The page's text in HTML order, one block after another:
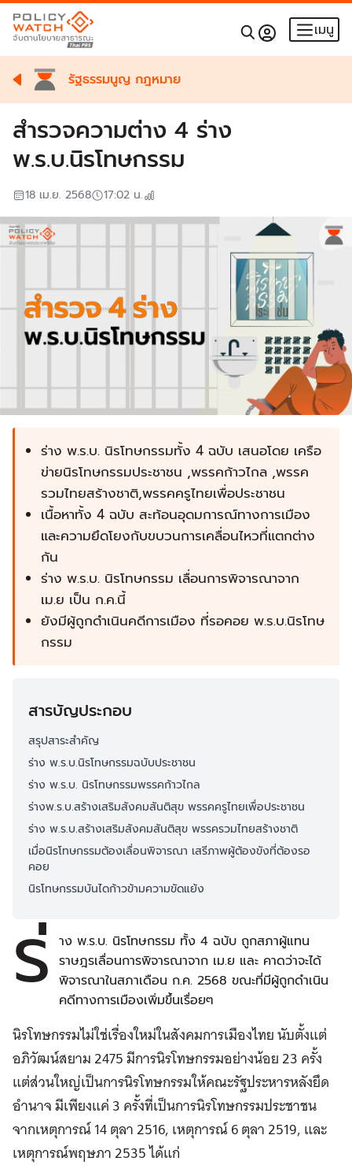
เมนู
รัฐธรรมนูญ กฎหมาย
สำรวจความต่าง 4 ร่าง
พ.ร.บ.นิรโทษกรรม
18 เม.ย. 2568 17:02 น.
ร่าง พ.ร.บ. นิรโทษกรรมทั้ง 4 ฉบับ เสนอโดย เครือ
ข่ายนิรโทษกรรมประชาชน ,พรรคก้าวไกล ,พรรค
รวมไทยสร้างชาติ,พรรคครูไทยเพื่อประชาชน
เนื้อหาทั้ง 4 ฉบับ สะท้อนอุดมการณ์ทางการเมือง
และความยึดโยงกับขบวนการเคลื่อนไหวที่แตกต่าง
กัน
ร่าง พ.ร.บ. นิรโทษกรรม เลื่อนการพิจารณาจาก
เม.ย เป็น ก.ค.นี้
ยังมีผู้ถูกดำเนินคดีการเมือง ที่รอคอย พ.ร.บ.นิรโทษ
กรรม
สารบัญประกอบ
สรุปสาระสำคัญ
ร่าง พ.ร.บ.นิรโทษกรรมฉบับประชาชน
ร่าง พ.ร.บ. นิรโทษกรรมพรรคก้าวไกล
ร่างพ.ร.บ.สร้างเสริมสังคมสันติสุข พรรคครูไทยเพื่อประชาชน
ร่าง พ.ร.บ.สร้างเสริมสังคมสันติสุข พรรครวมไทยสร้างชาติ
เมื่อนิรโทษกรรมต้องเลื่อนพิจารณา เสรีภาพผู้ต้องขังที่ต้องรอ
คอย
นิรโทษกรรมบันไดก้าวข้ามความขัดแย้ง
ร่ าง พ.ร.บ. นิรโทษกรรม ทั้ง 4 ฉบับ ถูกสภาผู้แทน
ราษฎรเลื่อนการพิจารณาจาก เม.ย และ คาดว่าจะได้
พิจารณาในสภาเดือน ก.ค. 2568 ขณะที่มีผู้ถูกดำเนิน
คดีทางการเมืองเพิ่มขึ้นเรื่อยๆ
นิรโทษกรรมไม่ใช่เรื่องใหม่ในสังคมการเมืองไทย นับตั้งแต่
อภิวัฒน์สยาม 2475 มีการนิรโทษกรรมอย่างน้อย 23 ครั้ง
แต่ส่วนใหญ่เป็นการนิรโทษกรรมให้คณะรัฐประหารหลังยึด
อำนาจ มีเพียงแค่ 3 ครั้งที่เป็นการนิรโทษกรรมประชาชน
จากเหตุการณ์ 14 ตุลา 2516, เหตุการณ์ 6 ตุลา 2519, และ
เหตุการณ์พฤษภา 2535 ได้แก่